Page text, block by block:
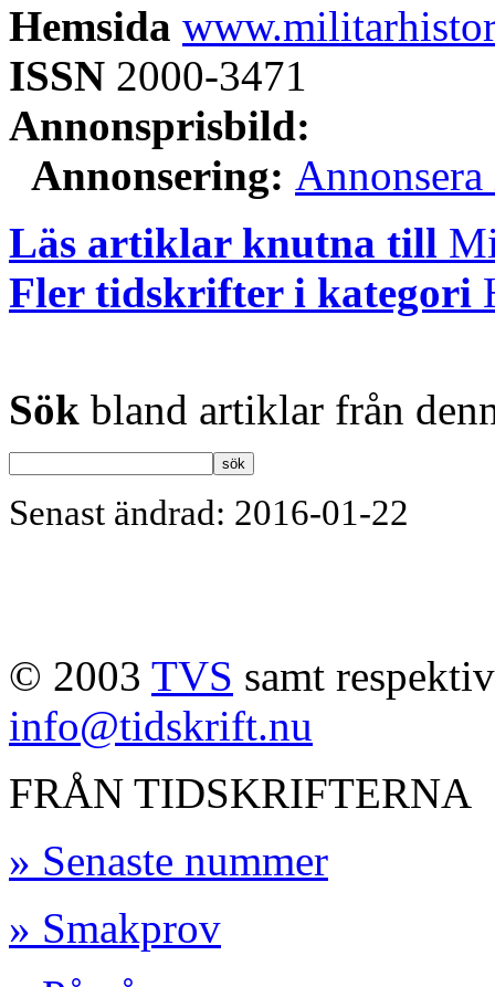
Hemsida
ISSN 2000-3471
Annonsprisbild:
Annonsering:
Läs artiklar knutna till
Fler tidskrifter i kategori
Sök bland artiklar från
Senast ändrad: 2016-01-22
© 2003 TVS samt
info@tidskrift.nu
FRÅN TIDSKRIFTERNA
» Senaste nummer
» Smakprov